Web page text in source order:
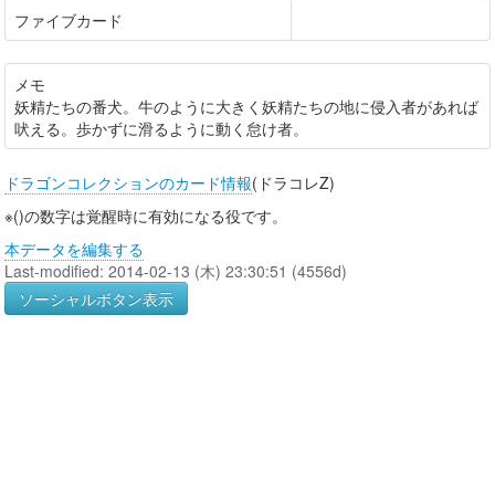
ファイブカード
メモ
妖精たちの番犬。牛のように大きく妖精たちの地に侵入者があれば
吠える。歩かずに滑るように動く怠け者。
ドラゴンコレクションのカード情報(ドラコレZ)
※()の数字は覚醒時に有効になる役です。
本データを編集する
Last-modified: 2014-02-13 (木) 23:30:51 (4556d)
ソーシャルボタン表示